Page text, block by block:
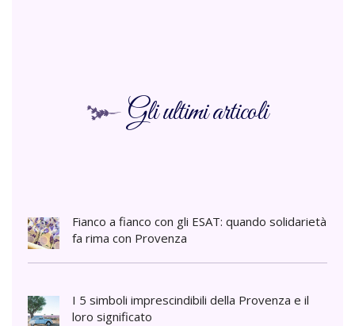
Gli ultimi articoli
Fianco a fianco con gli ESAT: quando solidarietà
fa rima con Provenza
I 5 simboli imprescindibili della Provenza e il
loro significato